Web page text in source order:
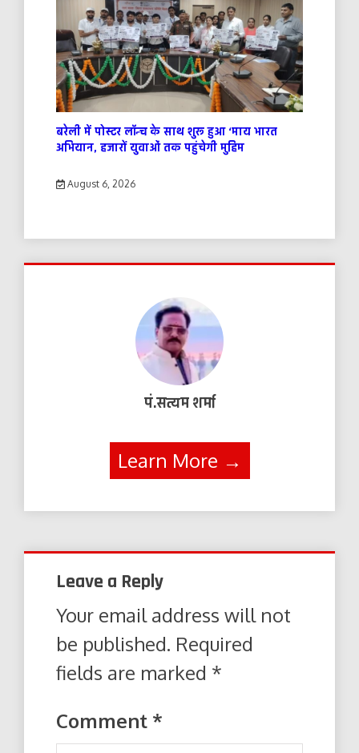
बरेली में पोस्टर लॉन्च के साथ शुरू हुआ ‘माय भारत
अभियान, हजारों युवाओं तक पहुंचेगी मुहिम
August 6, 2026
पं.सत्यम शर्मा
Learn More →
Leave a Reply
Your email address will not
be published. Required
fields are marked *
Comment *